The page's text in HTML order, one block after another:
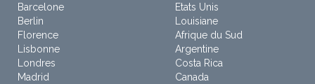
Barcelone
Berlin
Florence
Lisbonne
Londres
Madrid
Etats Unis
Louisiane
Afrique du Sud
Argentine
Costa Rica
Canada